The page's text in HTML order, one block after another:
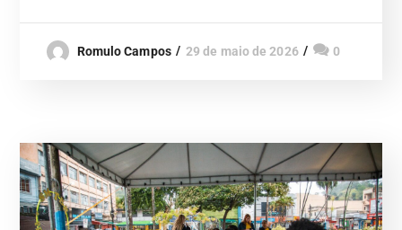
Romulo Campos 29 de maio de 2026 0